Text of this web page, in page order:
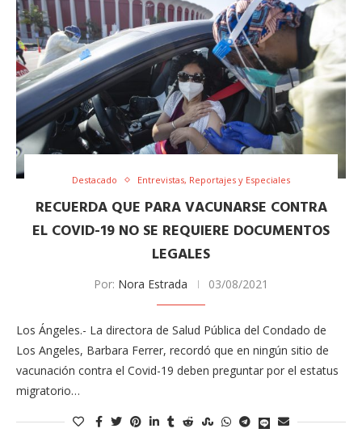
Destacado Entrevistas, Reportajes y Especiales
RECUERDA QUE PARA VACUNARSE CONTRA
EL COVID-19 NO SE REQUIERE DOCUMENTOS
LEGALES
Por: Nora Estrada 03/08/2021
Los Ángeles.- La directora de Salud Pública del Condado de
Los Angeles, Barbara Ferrer, recordó que en ningún sitio de
vacunación contra el Covid-19 deben preguntar por el estatus
migratorio…